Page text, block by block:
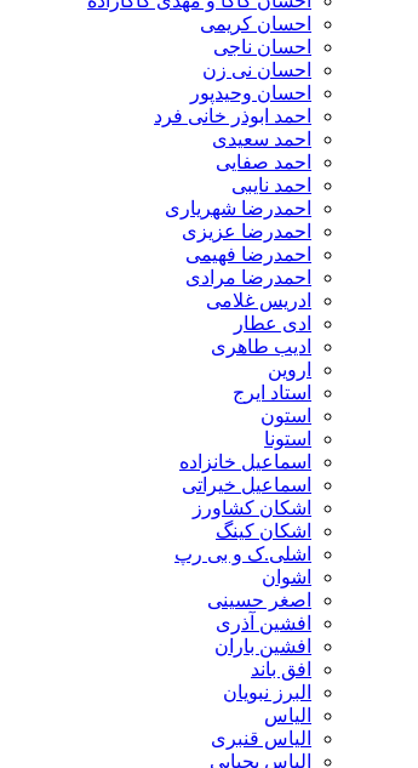
احسان کریمی
احسان ناجی
احسان نی زن
احسان وحیدپور
احمد ابوذر خانی فرد
احمد سعیدی
احمد صفایی
احمد نایبی
احمدرضا شهریاری
احمدرضا عزیزی
احمدرضا فهیمی
احمدرضا مرادی
ادریس غلامی
ادی عطار
ادیب طاهری
اروین
استاد ایرج
استون
استونا
اسماعیل خانزاده
اسماعیل خیراتی
اشکان کشاورز
اشکان کینگ
اشلی.ک و بی رپ
اشوان
اصغر حسینی
افشین آذری
افشین باران
افق باند
البرز نبویان
الیاس
الیاس قنبرى
الیاس یحیایی